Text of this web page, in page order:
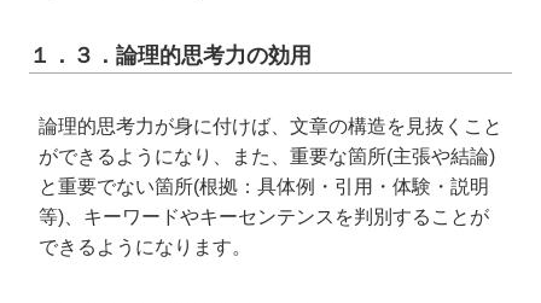
１．３．論理的思考力の効用
論理的思考力が身に付けば、文章の構造を見抜くこと
ができるようになり、また、重要な箇所(主張や結論)
と重要でない箇所(根拠：具体例・引用・体験・説明
等)、キーワードやキーセンテンスを判別することが
できるようになります。